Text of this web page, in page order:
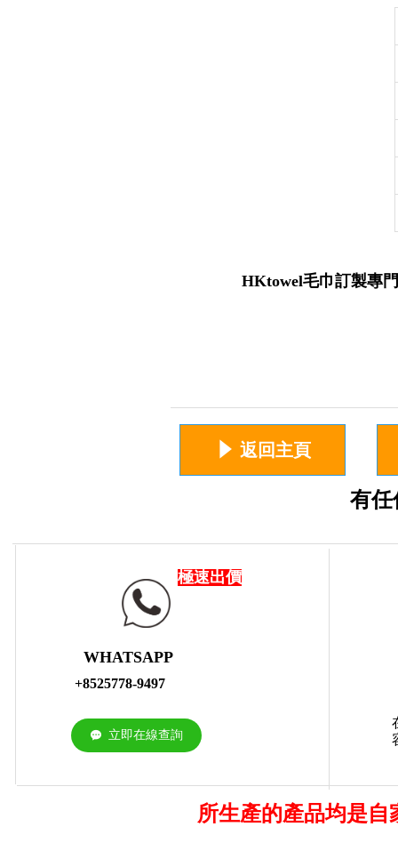
HKtowel毛巾訂製專
념 返回主頁
WHATSAPP
+8525778-9497
끁 立即在線查詢
極速出價
所生產的產品均是
有任